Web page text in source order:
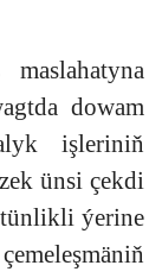
dowam
işleriniň
ünsi çekdi
ýerine